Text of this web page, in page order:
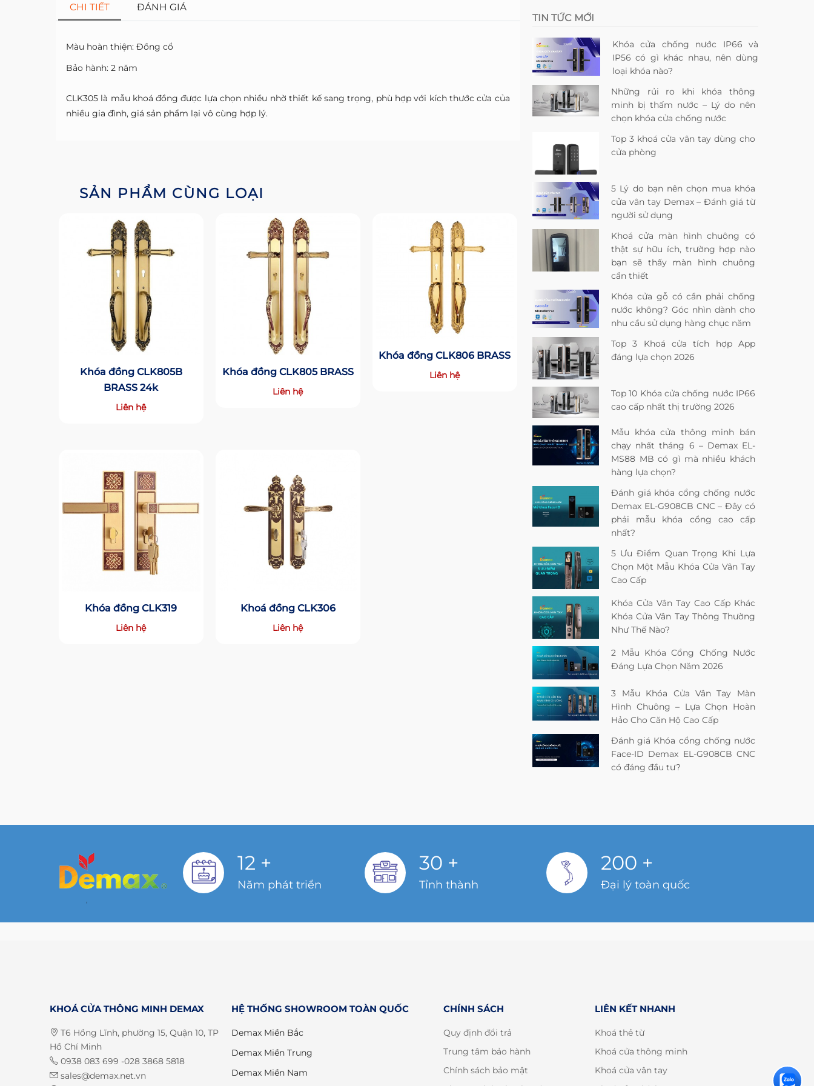
CHI TIẾT ĐÁNH GIÁ
Màu hoàn thiện: Đồng cổ
Bảo hành: 2 năm
CLK305 là mẫu khoá đồng được lựa chọn nhiều nhờ thiết kế sang trọng, phù hợp với kích thước cửa của
nhiều gia đình, giá sản phẩm lại vô cùng hợp lý.
SẢN PHẨM CÙNG LOẠI
Khóa đồng CLK805B
BRASS 24k
Liên hệ
Khóa đồng CLK805 BRASS
Liên hệ
Khóa đồng CLK806 BRASS
Liên hệ
Khóa đồng CLK319
Liên hệ
Khoá đồng CLK306
Liên hệ
TIN TỨC MỚI
Khóa cửa chống nước IP66 và
IP56 có gì khác nhau, nên dùng
loại khóa nào?
Những rủi ro khi khóa thông
minh bị thấm nước – Lý do nên
chọn khóa cửa chống nước
Top 3 khoá cửa vân tay dùng cho
cửa phòng
5 Lý do bạn nên chọn mua khóa
cửa vân tay Demax – Đánh giá từ
người sử dụng
Khoá cửa màn hình chuông có
thật sự hữu ích, trường hợp nào
bạn sẽ thấy màn hình chuông
cần thiết
Khóa cửa gỗ có cần phải chống
nước không? Góc nhìn dành cho
nhu cầu sử dụng hàng chục năm
Top 3 Khoá cửa tích hợp App
đáng lựa chọn 2026
Top 10 Khóa cửa chống nước IP66
cao cấp nhất thị trường 2026
Mẫu khóa cửa thông minh bán
chạy nhất tháng 6 – Demax EL-
MS88 MB có gì mà nhiều khách
hàng lựa chọn?
Đánh giá khóa cổng chống nước
Demax EL-G908CB CNC – Đây có
phải mẫu khóa cổng cao cấp
nhất?
5 Ưu Điểm Quan Trọng Khi Lựa
Chọn Một Mẫu Khóa Cửa Vân Tay
Cao Cấp
Khóa Cửa Vân Tay Cao Cấp Khác
Khóa Cửa Vân Tay Thông Thường
Như Thế Nào?
2 Mẫu Khóa Cổng Chống Nước
Đáng Lựa Chọn Năm 2026
3 Mẫu Khóa Cửa Vân Tay Màn
Hình Chuông – Lựa Chọn Hoàn
Hảo Cho Căn Hộ Cao Cấp
Đánh giá Khóa cổng chống nước
Face-ID Demax EL-G908CB CNC
có đáng đầu tư?
12 +
Năm phát triển
30 +
Tỉnh thành
200 +
Đại lý toàn quốc
KHOÁ CỬA THÔNG MINH DEMAX
T6 Hồng Lĩnh, phường 15, Quận 10, TP
Hồ Chí Minh
0938 083 699 -028 3868 5818
sales@demax.net.vn
HỆ THỐNG SHOWROOM TOÀN QUỐC
Demax Miền Bắc
Demax Miền Trung
Demax Miền Nam
CHÍNH SÁCH
Quy định đổi trả
Trung tâm bảo hành
Chính sách bảo mật
LIÊN KẾT NHANH
Khoá thẻ từ
Khoá cửa thông minh
Khoá cửa vân tay